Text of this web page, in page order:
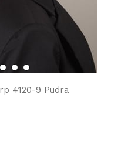
4120-9 Pudra